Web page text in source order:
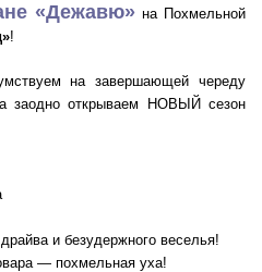
«Дежавю»на Похмельной
!
на завершающей череду
а заодно открываем НОВЫЙ сезон
и безудержного веселья!
— похмельная уха!